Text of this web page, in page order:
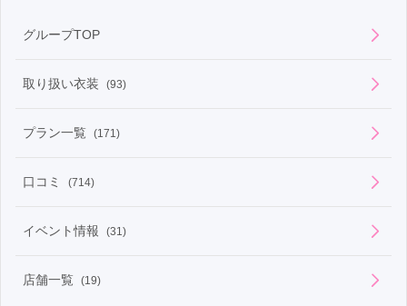
グループTOP
取り扱い衣装 (93)
プラン一覧 (171)
口コミ (714)
イベント情報 (31)
店舗一覧 (19)